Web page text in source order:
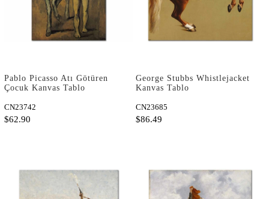
Pablo Picasso Atı Götüren
Çocuk Kanvas Tablo
CN23742
$62.90
George Stubbs Whistlejacket
Kanvas Tablo
CN23685
$86.49